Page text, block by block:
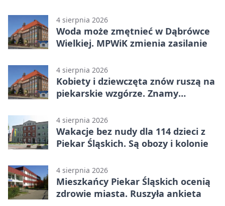
4 sierpnia 2026
Woda może zmętnieć w Dąbrówce
Wielkiej. MPWiK zmienia zasilanie
4 sierpnia 2026
Kobiety i dziewczęta znów ruszą na
piekarskie wzgórze. Znamy
4 sierpnia 2026
Wakacje bez nudy dla 114 dzieci z
Piekar Śląskich. Są obozy i kolonie
4 sierpnia 2026
Mieszkańcy Piekar Śląskich ocenią
zdrowie miasta. Ruszyła ankieta